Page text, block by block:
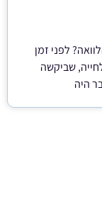
לפני זמן
אליי אם חד-הורית בשנות ה-60 לחייה, שביקשה
היה